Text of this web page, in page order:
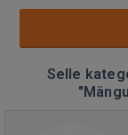
Selle